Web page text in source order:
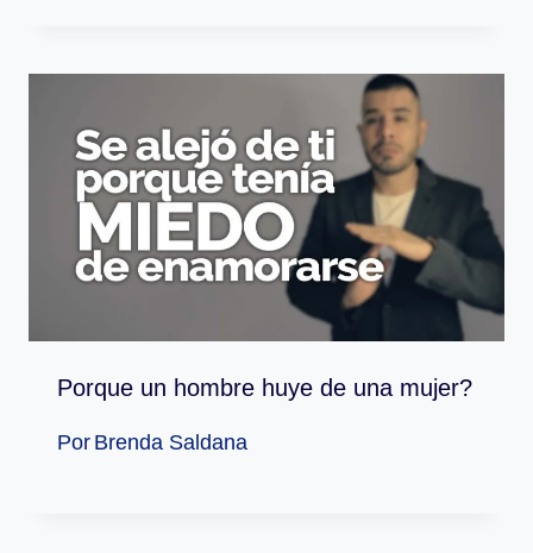
Porque un hombre huye de una mujer?
Por Brenda Saldana